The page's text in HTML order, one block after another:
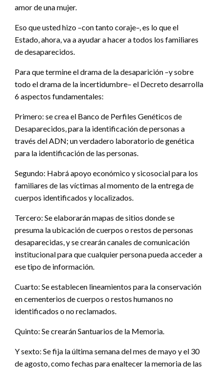
amor de una mujer.
Eso que usted hizo –con tanto coraje–, es lo que el
Estado, ahora, va a ayudar a hacer a todos los familiares
de desaparecidos.
Para que termine el drama de la desaparición –y sobre
todo el drama de la incertidumbre– el Decreto desarrolla
6 aspectos fundamentales:
Primero: se crea el Banco de Perfiles Genéticos de
Desaparecidos, para la identificación de personas a
través del ADN; un verdadero laboratorio de genética
para la identificación de las personas.
Segundo: Habrá apoyo económico y sicosocial para los
familiares de las víctimas al momento de la entrega de
cuerpos identificados y localizados.
Tercero: Se elaborarán mapas de sitios donde se
presuma la ubicación de cuerpos o restos de personas
desaparecidas, y se crearán canales de comunicación
institucional para que cualquier persona pueda acceder a
ese tipo de información.
Cuarto: Se establecen lineamientos para la conservación
en cementerios de cuerpos o restos humanos no
identificados o no reclamados.
Quinto: Se crearán Santuarios de la Memoria.
Y sexto: Se fija la última semana del mes de mayo y el 30
de agosto, como fechas para enaltecer la memoria de las